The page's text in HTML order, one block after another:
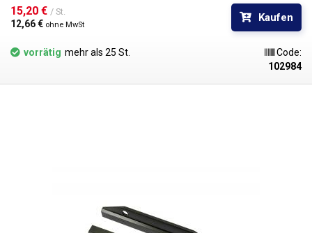
15,20 € / St.
12,66 € ohne MwSt
Kaufen
vorrätig mehr als 25 St.
Code:
102984